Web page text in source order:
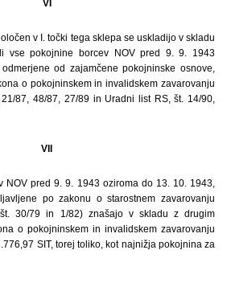
VI
v I. točki tega sklepa se uskladijo v skladu
vse pokojnine borcev NOV pred 9. 9. 1943
od zajamčene pokojninske osnove,
o pokojninskem in invalidskem zavarovanju
87, 48/87, 27/89 in Uradni list RS, št. 14/90,
VII
NOV pred 9. 9. 1943 oziroma do 13. 10. 1943,
po zakonu o starostnem zavarovanju
30/79 in 1/82) znašajo v skladu z drugim
o pokojninskem in invalidskem zavarovanju
SIT, torej toliko, kot najnižja pokojnina za